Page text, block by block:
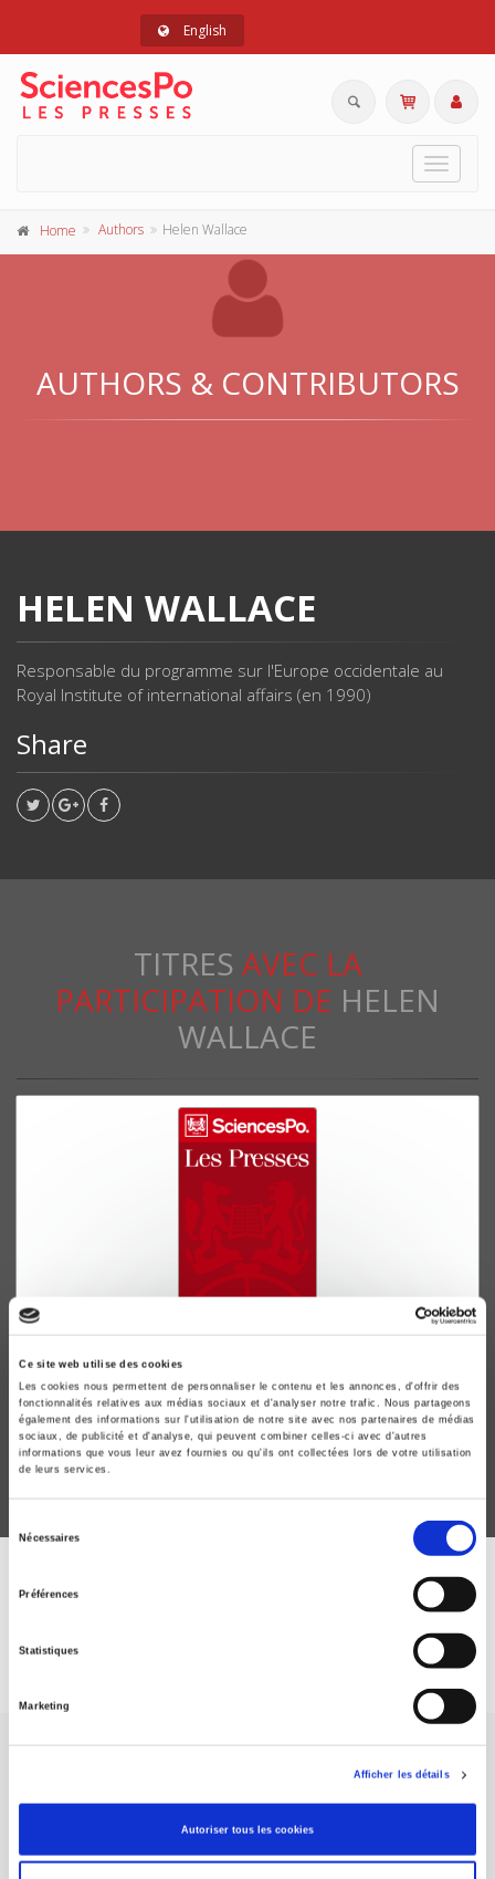
Ce site web utilise des cookies
Les cookies nous permettent de personnaliser le contenu et les annonces, d'offrir des
fonctionnalités relatives aux médias sociaux et d'analyser notre trafic. Nous partageons
également des informations sur l'utilisation de notre site avec nos partenaires de médias
sociaux, de publicité et d'analyse, qui peuvent combiner celles-ci avec d'autres
informations que vous leur avez fournies ou qu'ils ont collectées lors de votre utilisation
de leurs services.
Nécessaires
Préférences
Statistiques
Marketing
Afficher les détails
Autoriser tous les cookies
English
Toggle
Home Authors Helen Wallace
AUTHORS & CONTRIBUTORS
HELEN WALLACE
Responsable du programme sur l'Europe occidentale au
Royal Institute of international affairs (en 1990)
Share
TITRES AVEC LA
PARTICIPATION DE HELEN
WALLACE
Grande-Bretagne depuis 1945
L'inévitable ajustement
Françoise de la Serre, Jacques Leruez
SCIENCES PO UNIVERSITY PRESS has a threefold role: to publish